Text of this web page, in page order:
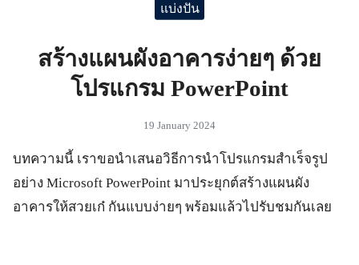
แบ่งปัน
สร้างแผนผังอาคารง่ายๆ ด้วย
โปรแกรม PowerPoint
19 January 2024
บทความนี้ เราขอนำเสนอวิธีการนำโปรแกรมสำเร็จรูป
อย่าง Microsoft PowerPoint มาประยุกต์สร้างแผนผัง
อาคารให้สวยเก๋ กันแบบง่ายๆ พร้อมแล้วไปรับชมกันเลย